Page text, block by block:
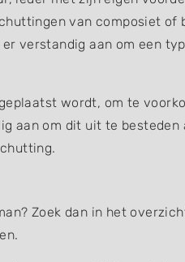
van composiet
verstandig aan om een
wordt, om te
aan om dit uit te
Zoek dan in het